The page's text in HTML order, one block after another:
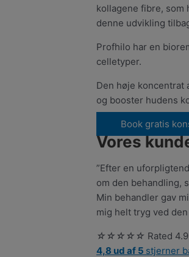
kollagene fibre, som
denne udvikling
Profhilo har en
celletyper.
Den høje
og booster hudens
Book gratis
Vores
”Efter en
om den behandling,
Min behandler gav
mig helt tryg ved
☆ ☆ ☆ ☆ ☆ Rated
4,8 ud af 5 stjerner